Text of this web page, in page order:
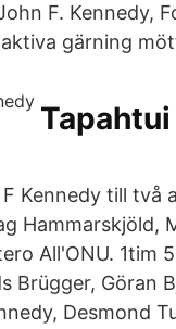
F. Kennedy,
gärning
Kennedy till två
Hammarskjöld,
All'ONU. 1tim
Brügger, Göran
Desmond